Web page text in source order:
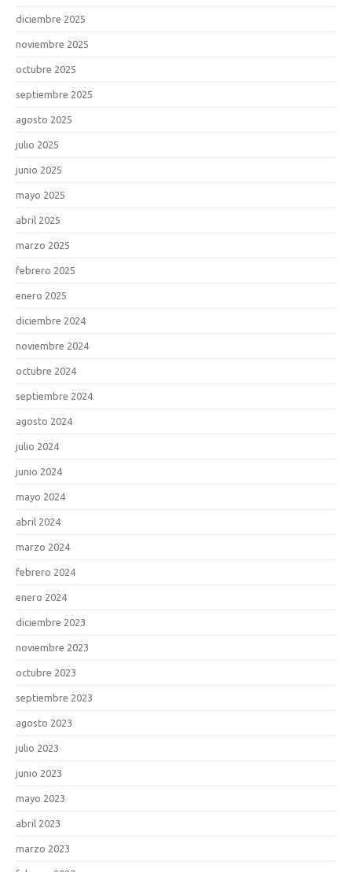
diciembre 2025
noviembre 2025
octubre 2025
septiembre 2025
agosto 2025
julio 2025
junio 2025
mayo 2025
abril 2025
marzo 2025
febrero 2025
enero 2025
diciembre 2024
noviembre 2024
octubre 2024
septiembre 2024
agosto 2024
julio 2024
junio 2024
mayo 2024
abril 2024
marzo 2024
febrero 2024
enero 2024
diciembre 2023
noviembre 2023
octubre 2023
septiembre 2023
agosto 2023
julio 2023
junio 2023
mayo 2023
abril 2023
marzo 2023